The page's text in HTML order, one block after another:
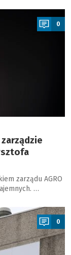
0
zarządu AGRO
…
0